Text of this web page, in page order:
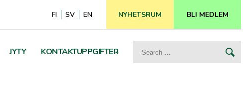
FI SV EN NYHETSRUM BLI MEDLEM
JYTY KONTAKTUPPGIFTER
Search
for: